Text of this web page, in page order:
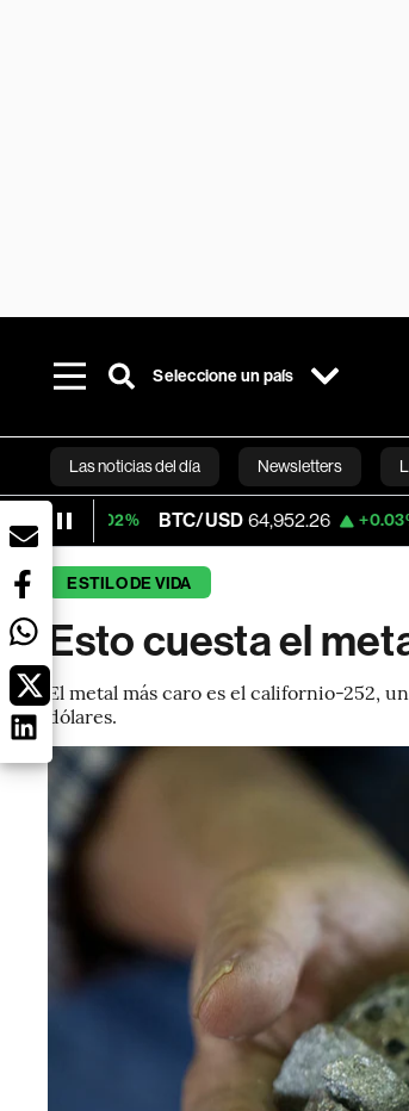
Seleccione un país
Las noticias del día Newsletters
BTC/USD 64,952.26 +0.03% ETH/
ESTILO DE VIDA
Esto cuesta el
El metal más caro es el californio-252,
dólares.